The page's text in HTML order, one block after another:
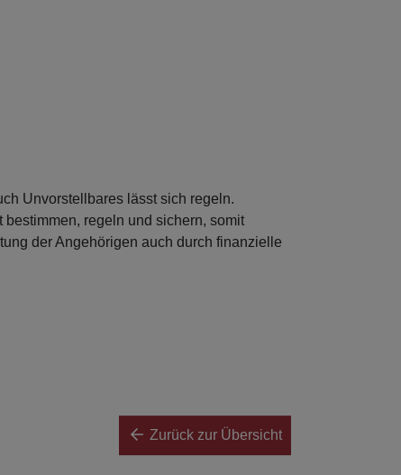
Unvorstellbares lässt sich regeln.
regeln und sichern, somit
der Angehörigen auch durch finanzielle
Zurück zur Übersicht